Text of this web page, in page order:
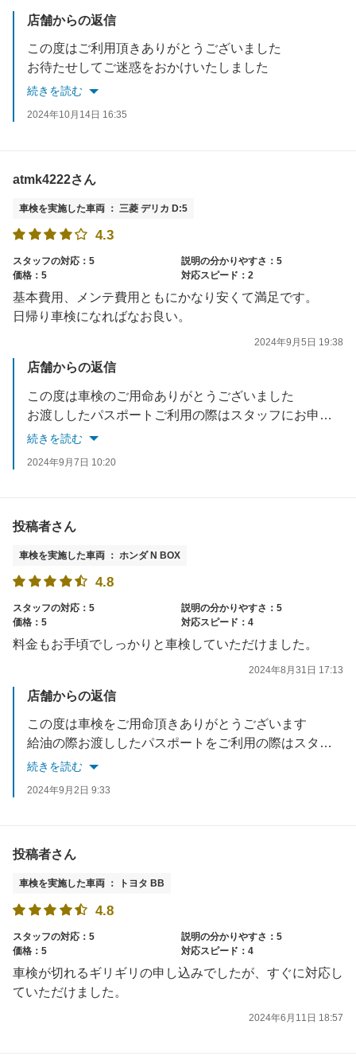
店舗からの返信
この度はご利用頂きありがとうございました
お待たせしてご迷惑をおかけいたしました
申し訳ございません
続きを読む
2024年10月14日 16:35
atmk4222さん
車検を実施した車両 ： 三菱 デリカ D:5
4.3
スタッフの対応：5
説明の分かりやすさ：5
価格：5
対応スピード：2
基本費用、メンテ費用ともにかなり安くて満足です。
日帰り車検になればなお良い。
2024年9月5日 19:38
店舗からの返信
この度は車検のご用命ありがとうございました
お渡ししたパスポートご利用の際はスタッフにお申し付けください
また何かご用命がございましたらお気軽にお声がけください
続きを読む
2024年9月7日 10:20
投稿者さん
車検を実施した車両 ： ホンダ N BOX
4.8
スタッフの対応：5
説明の分かりやすさ：5
価格：5
対応スピード：4
料金もお手頃でしっかりと車検していただけました。
2024年8月31日 17:13
店舗からの返信
この度は車検をご用命頂きありがとうございます
給油の際お渡ししたパスポートをご利用の際はスタッフにお声がけください
その他ご不明な点がございましたらお気軽にご依頼ください
続きを読む
2024年9月2日 9:33
投稿者さん
車検を実施した車両 ： トヨタ BB
4.8
スタッフの対応：5
説明の分かりやすさ：5
価格：5
対応スピード：4
車検が切れるギリギリの申し込みでしたが、すぐに対応し
ていただけました。
2024年6月11日 18:57